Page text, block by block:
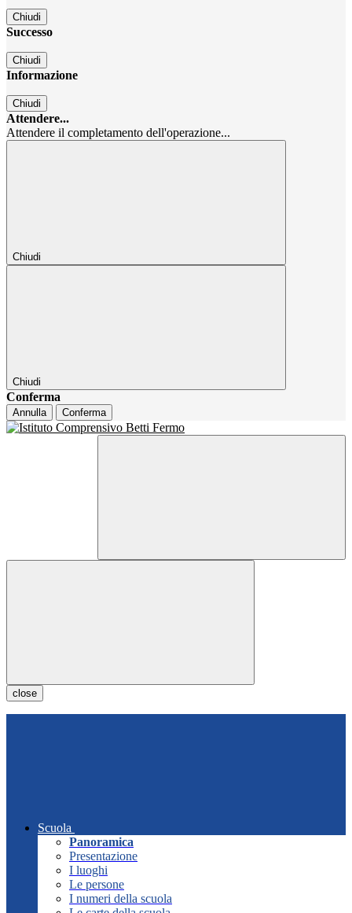
Chiudi
Successo
Chiudi
Informazione
Chiudi
Attendere...
Attendere il completamento dell'operazione...
Chiudi
Chiudi
Conferma
Annulla Conferma
close
Scuola
Panoramica
Presentazione
I luoghi
Le persone
I numeri della scuola